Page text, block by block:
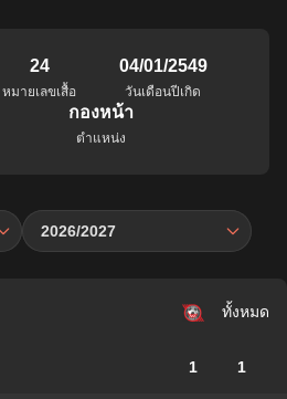
24
หมายเลขเสื้อ
04/01/2549
วันเดือนปีเกิด
กองหน้า
ตำแหน่ง
2026/2027
ทั้งหมด
1 1